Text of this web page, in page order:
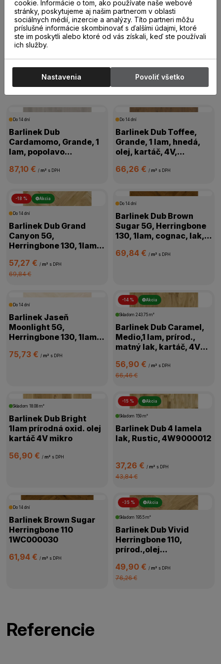
/m²s DPH /m² s DPH
Drevené parkety
Drevené parkety
Do 14 dní
Barlinek Dub
Cardamomo, Grande, 1
lam, popolavo
4V mikro, 1WG000665
87,10 €/ m² s DPH
Do 14 dní
Barlinek Dub Toffee,
Grande, 1 lam, hnedá,
olej, kartáč, 4V,
66,26 € / m² s DPH
-18 % Akcia
Do 14 dní
Barlinek Dub Grand
Canyon 5G,
Herringbone 130, 1lam,
kartáč,4V,1WC000011
57,27 €/ m² s DPH
69,84 €
Do 14 dní
Barlinek Dub Brown
Sugar 5G, Herringbone
130, 1lam, cognac, lak,
69,84 € / m² s DPH
Do 14 dní
Barlinek Jaseň
Moonlight 5G,
Herringbone 130, 1lam,
mikro, 1WC000018
75,73 €/ m² s DPH
-14 % Akcia
Skladom 243.75 m²
Barlinek Dub Caramel,
Medio,1 lam, prírod.,
matný lak, kartáč, 4V
56,90 € / m² s DPH
66,46 €
Skladom18.08 m²
Barlinek Dub Bright
1lam prírodná oxid. olej
kartáč 4V mikro
56,90 €/ m² s DPH
-15 % Akcia
Skladom 159 m²
Barlinek Dub 4 lamela
lak, Rustic, 4W9000012
37,26 € / m² s DPH
43,84 €
Do 14 dní
Barlinek Brown Sugar
Herringbone 110
1WC000030
61,94 €/ m² s DPH
-35 % Akcia
Skladom 195.5 m²
Barlinek Dub Vivid
Herringbone 110,
prírod.,olej
mikro,1WC000058
49,90 € / m² s DPH
76,26 €
Referencie
cookie. Informácie o tom, ako používate naše webové
stránky, poskytujeme aj našim partnerom v oblasti
sociálnych médií, inzercie a analýzy. Títo partneri môžu
príslušné informácie skombinovať s ďalšími údajmi, ktoré
ste im poskytli alebo ktoré od vás získali, keď ste používali
ich služby.
Nastavenia Povoliť všetko